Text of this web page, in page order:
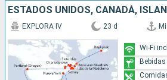
ESTADOS UNIDOS, CANADÁ,
EXPLORA IV 23 d
Wi-Fi